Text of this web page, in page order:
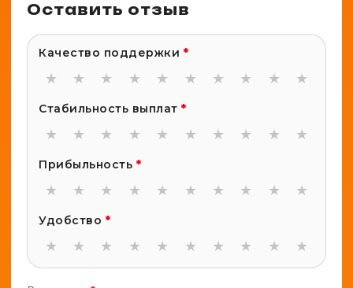
Оставить отзыв
Качество поддержки *
★ ★ ★ ★ ★ ★ ★ ★ ★ ★
Стабильность выплат *
★ ★ ★ ★ ★ ★ ★ ★ ★ ★
Прибыльность *
★ ★ ★ ★ ★ ★ ★ ★ ★ ★
Удобство *
★ ★ ★ ★ ★ ★ ★ ★ ★ ★